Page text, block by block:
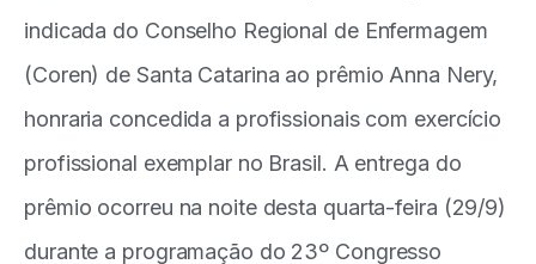
indicada do Conselho Regional de Enfermagem
(Coren) de Santa Catarina ao prêmio Anna Nery,
honraria concedida a profissionais com exercício
profissional exemplar no Brasil. A entrega do
prêmio ocorreu na noite desta quarta-feira (29/9)
durante a programação do 23º Congresso